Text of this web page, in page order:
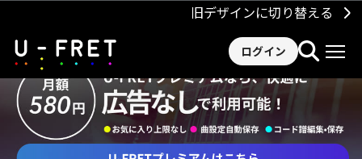
旧デザインに切り替える
ログイン